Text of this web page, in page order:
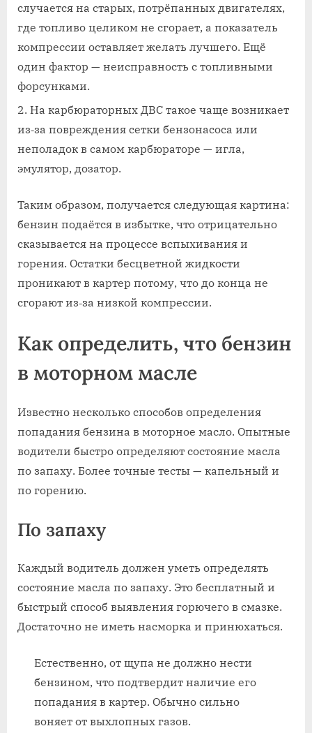
случается на старых, потрёпанных двигателях,
где топливо целиком не сгорает, а показатель
компрессии оставляет желать лучшего. Ещё
один фактор — неисправность с топливными
форсунками.
На карбюраторных ДВС такое чаще возникает
из‐за повреждения сетки бензонасоса или
неполадок в самом карбюраторе — игла,
эмулятор, дозатор.
Таким образом, получается следующая картина:
бензин подаётся в избытке, что отрицательно
сказывается на процессе вспыхивания и
горения. Остатки бесцветной жидкости
проникают в картер потому, что до конца не
сгорают из‐за низкой компрессии.
Как определить, что бензин
в моторном масле
Известно несколько способов определения
попадания бензина в моторное масло. Опытные
водители быстро определяют состояние масла
по запаху. Более точные тесты — капельный и
по горению.
По запаху
Каждый водитель должен уметь определять
состояние масла по запаху. Это бесплатный и
быстрый способ выявления горючего в смазке.
Достаточно не иметь насморка и принюхаться.
Естественно, от щупа не должно нести
бензином, что подтвердит наличие его
попадания в картер. Обычно сильно
воняет от выхлопных газов.